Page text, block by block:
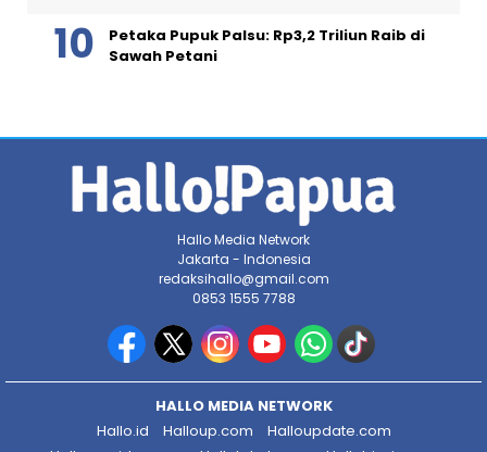
Petaka Pupuk Palsu: Rp3,2 Triliun Raib di
Sawah Petani
Hallo Media Network
Jakarta - Indonesia
redaksihallo@gmail.com
0853 1555 7788
HALLO MEDIA NETWORK
Hallo.id
Halloup.com
Halloupdate.com